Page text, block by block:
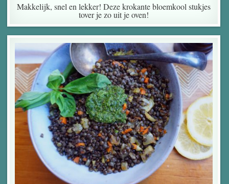
Makkelijk, snel en lekker! Deze krokante bloemkool stukjes
tover je zo uit je oven!